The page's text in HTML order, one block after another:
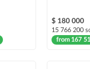
$ 180 000
15 766 200
from 167